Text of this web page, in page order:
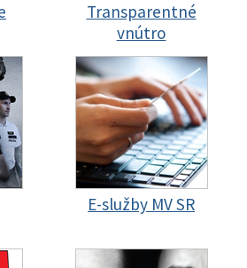
Transparentné
vnútro
E-služby MV SR